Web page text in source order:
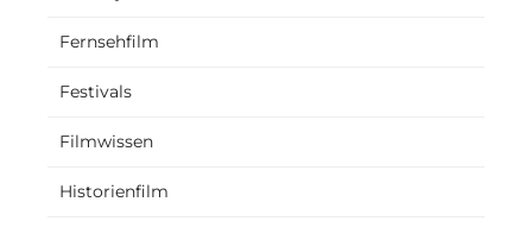
Fernsehfilm
Festivals
Filmwissen
Historienfilm